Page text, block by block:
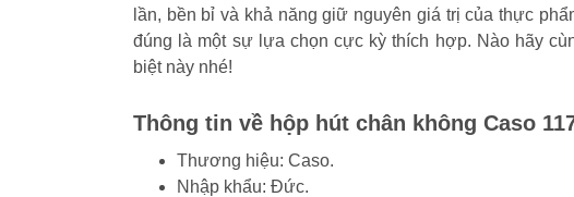
lần, bền bỉ và khả năng giữ nguyên giá trị của thực
đúng là một sự lựa chọn cực kỳ thích hợp. Nào hãy
biệt này nhé!
Thông tin về hộp hút chân không Caso
Thương hiệu: Caso.
Nhập khẩu: Đức.